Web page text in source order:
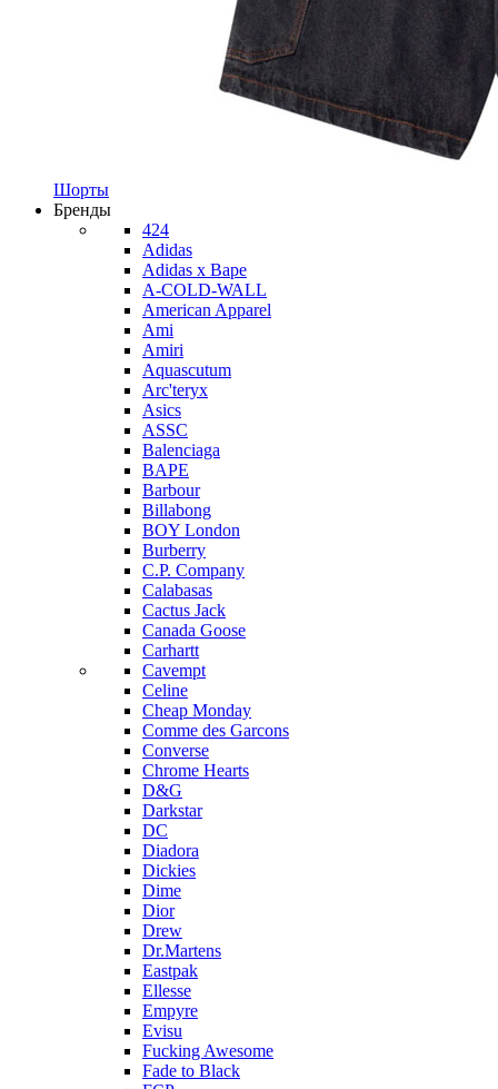
Шорты
Бренды
424
Adidas
Adidas x Bape
A-COLD-WALL
American Apparel
Ami
Amiri
Aquascutum
Arc'teryx
Asics
ASSC
Balenciaga
BAPE
Barbour
Billabong
BOY London
Burberry
C.P. Company
Calabasas
Cactus Jack
Canada Goose
Carhartt
Cavempt
Celine
Cheap Monday
Comme des Garcons
Converse
Chrome Hearts
D&G
Darkstar
DC
Diadora
Dickies
Dime
Dior
Drew
Dr.Martens
Eastpak
Ellesse
Empyre
Evisu
Fucking Awesome
Fade to Black